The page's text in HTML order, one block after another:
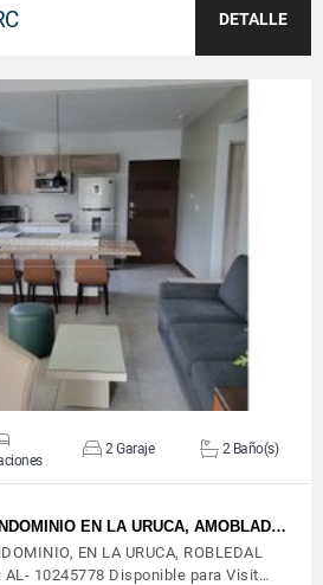
DETALLE
VER DETALLES
2 Garaje 2 Baño(s)
EN LA URUCA, AMOBLAD…
EN LA URUCA, ROBLEDAL
AL- 10245778 Disponible para Visit…